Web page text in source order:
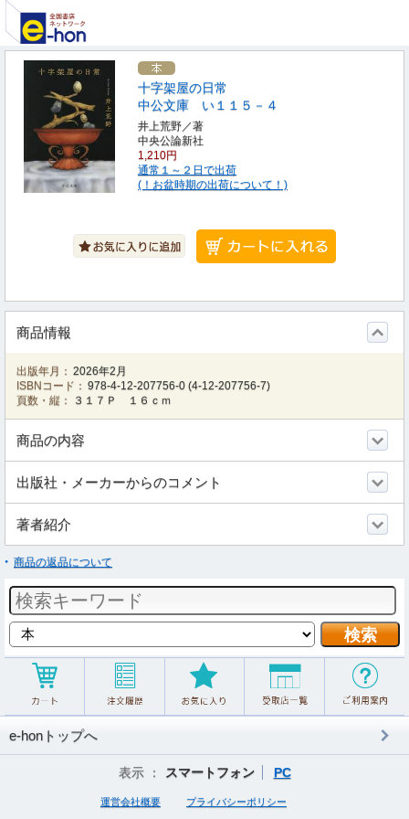
十字架屋の日常
中公文庫 い１１５－４
井上荒野／著
中央公論新社
1,210円
通常１～２日で出荷
(！お盆時期の出荷について！)
商品情報
出版年月： 2026年2月
ISBNコード： 978-4-12-207756-0 (4-12-207756-7)
頁数・縦：
３１７Ｐ １６ｃｍ
商品の内容
出版社・メーカーからのコメント
著者紹介
商品の返品について
e-honトップへ
表示 ： スマートフォン PC
運営会社概要 プライバシーポリシー